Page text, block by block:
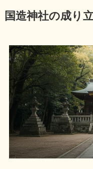
国造神社の成り